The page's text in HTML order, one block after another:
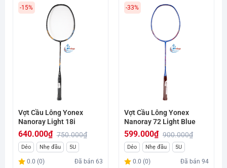
-15%
Vợt Cầu Lông Yonex
Nanoray Light 18i
750.000₫
Giá
gốc
640.000₫
Giá
hiện
Dẻo Nhẹ đầu 5U
0.0 (0) Đã bán63
-33%
Vợt Cầu Lông Yonex
Nanoray 72 Light Blue
900.000₫
Giá
gốc
599.000₫
Giá
hiện
Dẻo Nhẹ đầu 5U
0.0 (0) Đã bán94